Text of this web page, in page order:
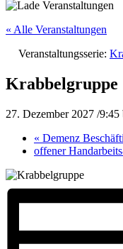
« Alle Veranstaltungen
Veranstaltungsserie:
Krabbelgruppe
27. Dezember 2027 /9:45
« Demenz
offener